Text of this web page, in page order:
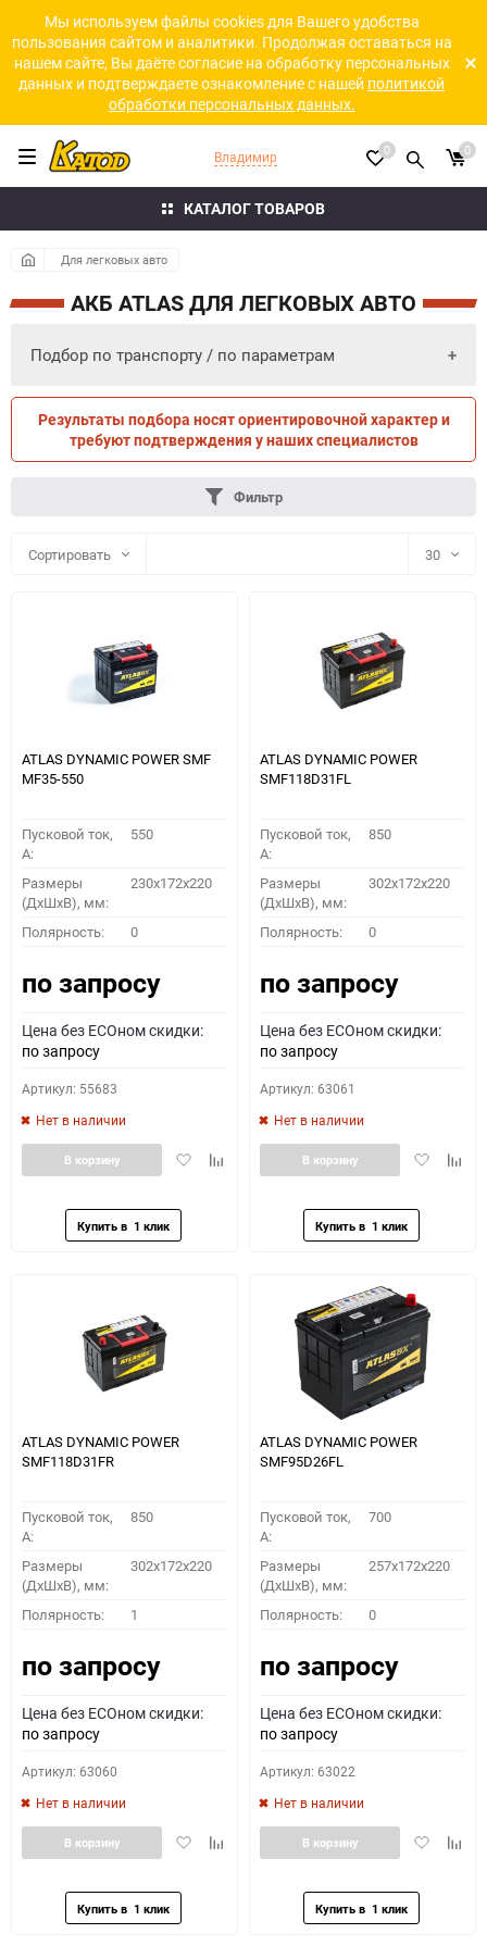
Мы используем файлы cookies для Вашего удобства
пользования сайтом и аналитики. Продолжая оставаться на
нашем сайте, Вы даёте согласие на обработку персональных
данных и подтверждаете ознакомление с нашей политикой
обработки персональных данных.
КАТАЛОГ ТОВАРОВ
Владимир 0 0
Для легковых авто
АКБ ATLAS ДЛЯ ЛЕГКОВЫХ АВТО
Подбор по транспорту / по параметрам
ПО ТРАНСПОРТУ ПО ПАРАМЕТРАМ
ПОДОБРАТЬ
Как определить полярность?
0 - обратная 1 - прямая 3 - обратная 4 - прямая
Результаты подбора носят ориентировочной характер и
требуют подтверждения у наших специалистов
Фильтр
Сортировать 30
60
ATLAS DYNAMIC POWER SMF
MF35-550
Пусковой ток,
A:
550
Размеры
(ДхШхВ), мм:
230x172x220
Полярность: 0
по запросу
Цена без ECOном скидки:
по запросу
Артикул: 55683
Нет в наличии
ДобавитьДобавить
В корзину
ATLAS DYNAMIC POWER
SMF118D31FL
Пусковой ток,
A:
850
Размеры
(ДхШхВ), мм:
302x172x220
Полярность: 0
по запросу
Цена без ECOном скидки:
по запросу
Артикул: 63061
Нет в наличии
Добавить
В корзину
ATLAS DYNAMIC POWER
SMF118D31FR
Пусковой ток,
A:
850
Размеры
(ДхШхВ), мм:
302x172x220
Полярность: 1
по запросу
Цена без ECOном скидки:
по запросу
Артикул: 63060
Нет в наличии
ДобавитьДобавить
В корзину
ATLAS DYNAMIC POWER
SMF95D26FL
Пусковой ток,
A:
700
Размеры
(ДхШхВ), мм:
257x172x220
Полярность: 0
по запросу
Цена без ECOном скидки:
по запросу
Артикул: 63022
Нет в наличии
Добавить
В корзину